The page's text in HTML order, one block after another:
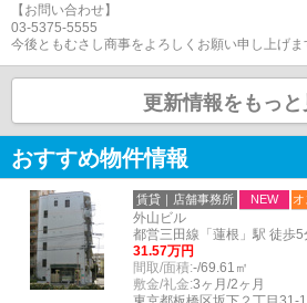
【お問い合わせ】
03-5375-5555
今後ともむさし商事をよろしくお願い申し上げま
更新情報をもっと
おすすめ物件情報
賃貸｜店舗事務所 NEW オ
外山ビル
都営三田線「蓮根」駅 徒歩5
31.57万円
間取/面積:-/69.61㎡
敷金/礼金:3ヶ月/2ヶ月